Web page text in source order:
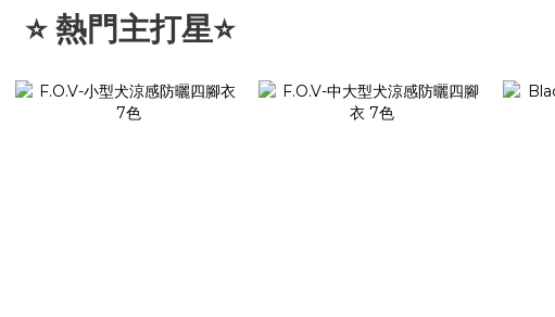
⭐ 熱門主打星⭐